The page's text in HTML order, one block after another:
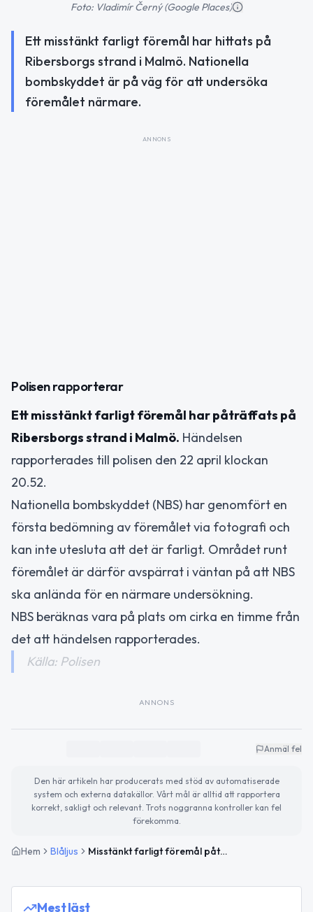
Foto: Vladimír Černý (Google Places)
Ett misstänkt farligt föremål har hittats på
Ribersborgs strand i Malmö. Nationella
bombskyddet är på väg för att undersöka
föremålet närmare.
ANNONS
Polisen rapporterar
Ett misstänkt farligt föremål har påträffats på
Ribersborgs strand i Malmö. Händelsen
rapporterades till polisen den 22 april klockan
20.52.
Nationella bombskyddet (NBS) har genomfört en
första bedömning av föremålet via fotografi och
kan inte utesluta att det är farligt. Området runt
föremålet är därför avspärrat i väntan på att NBS
ska anlända för en närmare undersökning.
NBS beräknas vara på plats om cirka en timme från
det att händelsen rapporterades.
Källa: Polisen
ANNONS
Anmäl fel
Den här artikeln har producerats med stöd av automatiserade
system och externa datakällor. Vårt mål är alltid att rapportera
korrekt, sakligt och relevant. Trots noggranna kontroller kan fel
förekomma.
Hem Blåljus Misstänkt farligt föremål påträffat på Ribersborgs strand i Malmö
Mest läst